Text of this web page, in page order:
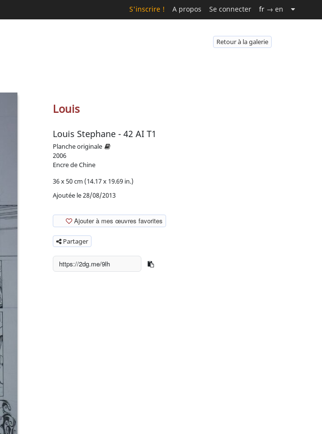
S'inscrire ! A propos Se connecter fr → en
Retour à la galerie
Louis
Louis Stephane - 42 AI T1
Planche originale
2006
Encre de Chine
36 x 50 cm (14.17 x 19.69 in.)
Ajoutée le 28/08/2013
Ajouter à mes œuvres favorites
Partager